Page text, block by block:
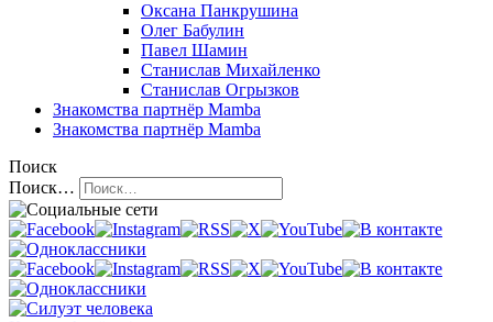
Оксана Панкрушина
Олег Бабулин
Павел Шамин
Станислав Михайленко
Станислав Огрызков
Знакомства партнёр Mamba
Знакомства партнёр Mamba
Поиск
Поиск…